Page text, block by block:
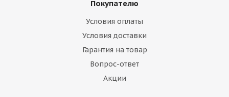
Покупателю
Условия оплаты
Условия доставки
Гарантия на товар
Вопрос-ответ
Акции